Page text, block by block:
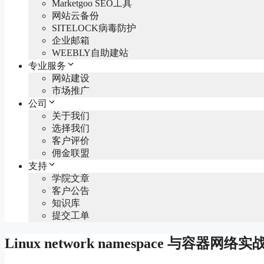
Marketgoo SEO工具
网站云备份
SITELOCK病毒防护
企业邮箱
WEEBLY自助建站
专业服务
网站建设
市场推广
公司
关于我们
选择我们
客户评价
佣金联盟
支持
学院文章
客户公告
知识库
提交工单
Linux network namespace 与容器网络实